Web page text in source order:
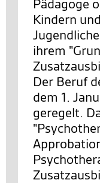
Pädagoge
Kindern
ihrem
Der Beruf
dem 1.
geregelt.